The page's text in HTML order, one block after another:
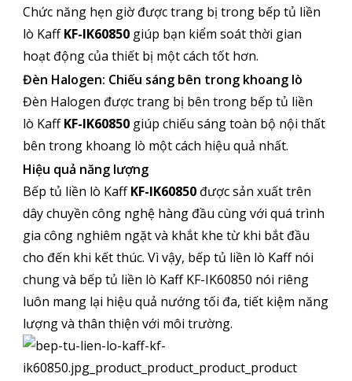
Chức năng hẹn giờ được trang bị trong bếp tủ liền
lò KaffKF-IK60850giúp bạn kiểm soát thời gian
hoạt động của thiết bị một cách tốt hơn.
Đèn Halogen: Chiếu sáng bên trong khoang lò
Đèn Halogen được trang bị bên trong bếp tủ liền
lò KaffKF-IK60850giúp chiếu sáng toàn bộ nội thất
bên trong khoang lò một cách hiệu quả nhất.
Hiệu quả năng lượng
Bếp tủ liền lò KaffKF-IK60850được sản xuất trên
dây chuyền công nghệ hàng đầu cùng với quá trình
gia công nghiêm ngặt và khắt khe từ khi bắt đầu
cho đến khi kết thúc. Vì vậy, bếp tủ liền lò Kaff nói
chung và bếp tủ liền lò Kaff KF-IK60850 nói riêng
luôn mang lại hiệu quả nướng tối đa, tiết kiệm năng
lượng và thân thiện với môi trường.